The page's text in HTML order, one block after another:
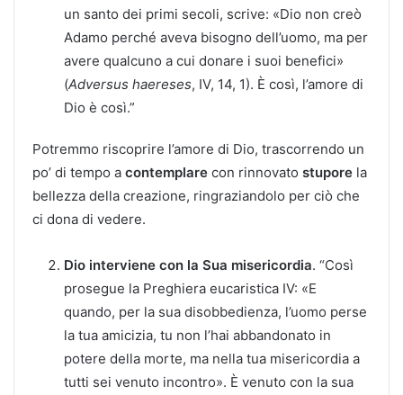
un santo dei primi secoli, scrive: «Dio non creò
Adamo perché aveva bisogno dell’uomo, ma per
avere qualcuno a cui donare i suoi benefici»
(Adversus haereses, IV, 14, 1). È così, l’amore di
Dio è così.”
Potremmo riscoprire l’amore di Dio, trascorrendo un
po’ di tempo a contemplare con rinnovato stupore la
bellezza della creazione, ringraziandolo per ciò che
ci dona di vedere.
Dio interviene con la Sua misericordia. “Così
prosegue la Preghiera eucaristica IV: «E
quando, per la sua disobbedienza, l’uomo perse
la tua amicizia, tu non l’hai abbandonato in
potere della morte, ma nella tua misericordia a
tutti sei venuto incontro». È venuto con la sua